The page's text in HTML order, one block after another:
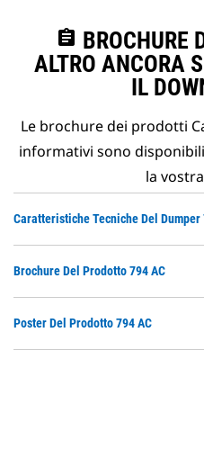
assignment BROCHURE
ALTRO ANCORA
IL
Le brochure dei prodotti
informativi sono
la
Caratteristiche Tecniche Del Dumper
Brochure Del Prodotto 794 AC
Poster Del Prodotto 794 AC